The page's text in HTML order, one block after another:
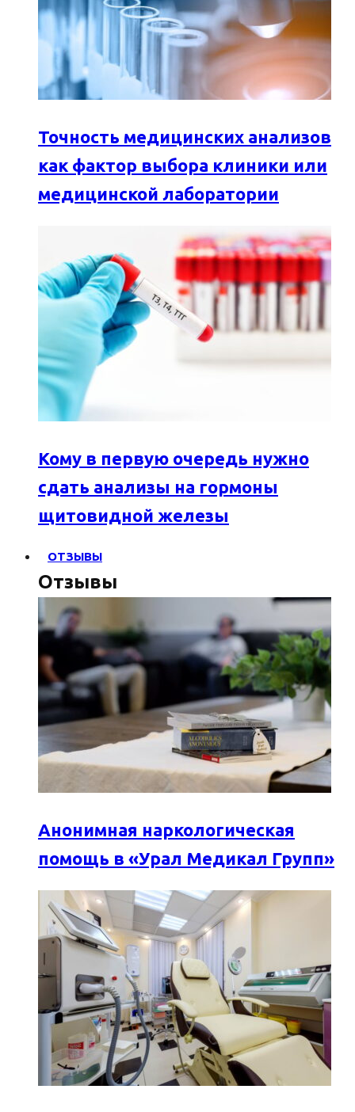
Точность медицинских анализов
как фактор выбора клиники или
медицинской лаборатории
Кому в первую очередь нужно
сдать анализы на гормоны
щитовидной железы
ОТЗЫВЫ
Отзывы
Анонимная наркологическая
помощь в «Урал Медикал Групп»